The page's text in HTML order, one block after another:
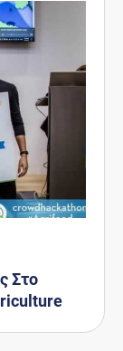
Στο